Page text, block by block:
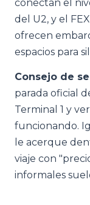
conectan el
del U2, y el
ofrecen
espacios para
Consejo de
parada oficial
Terminal 1 y
funcionando.
le acerque
viaje con
informales